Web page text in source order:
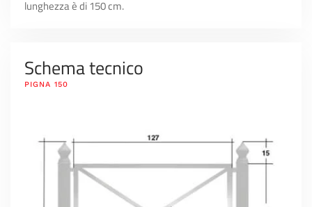
lunghezza è di 150 cm.
Schema tecnico
PIGNA 150